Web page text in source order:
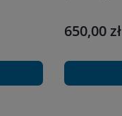
650,00 zł